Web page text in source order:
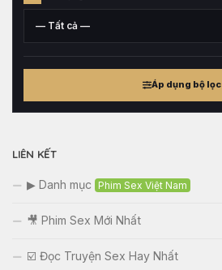
cao
khảo
nặng
khảo
Áp dụng bộ lọc
LIÊN KẾT
▶ Danh mục Phim Sex Việt Nam
🎥 Phim Sex Mới Nhất
☑️ Đọc Truyện Sex Hay Nhất